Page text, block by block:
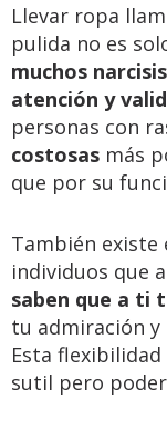
Llevar ropa
pulida no es
muchos
atención y
personas con
costosas más
que por su
También existe
individuos que
saben que a ti
tu admiración
Esta flexibilidad
sutil pero